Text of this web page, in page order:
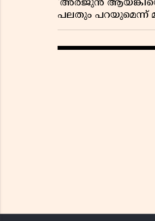
'അർജുൻ ആയങ്കിയെ
പലതും പറയുമെന്ന്